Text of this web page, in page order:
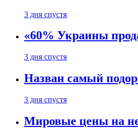
3 дня спустя
«60% Украины
3 дня спустя
Назван самый
3 дня спустя
Мировые цены на